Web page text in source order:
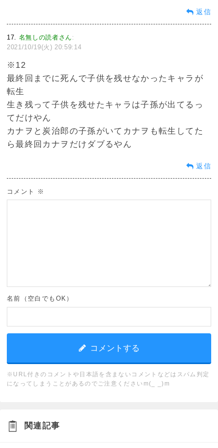
返信
17 名無しの読者さん :
2021/10/19(火) 20:59:14
※12
最終回までに死んで子供を残せなかったキャラが
転生
生き残って子供を残せたキャラは子孫が出てるっ
てだけやん
カナヲと炭治郎の子孫がいてカナヲも転生してた
ら最終回カナヲだけダブるやん
返信
コメント ※
名前（空白でもOK）
※URL付きのコメントや日本語を含まないコメントなどはスパム判定
になってしまうことがあるのでご注意くださいm(_ _)m
関連記事